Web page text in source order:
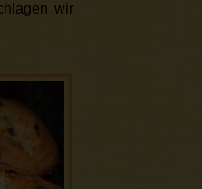
wir